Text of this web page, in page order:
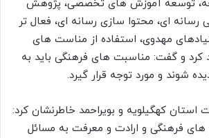
توسعه آموزش های تخصصی، پژوهش
ای، محتوا سازی رسانه ای، فعال تر
مهدوی، استفاده از مناست های
کرد و گفت: مناسبت های فرهنگی باید به
شوند و مورد توجه قرار گیرد.
استان کهگیلویه و بویراحمد خاطرنشان کرد:
فرهنگی و ارادت و معرفت به مسائل